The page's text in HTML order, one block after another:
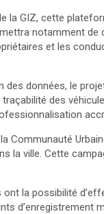
la GIZ, cette
notamment
et les
des données, le
des
Communauté
la ville. Cette
la possibilité
d’enregistrement